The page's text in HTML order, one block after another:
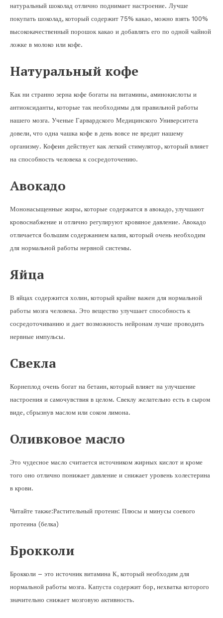
натуральный шоколад отлично поднимает настроение. Лучше
покупать шоколад, который содержит 75% какао, можно взять 100%
высококачественный порошок какао и добавлять его по одной чайной
ложке в молоко или кофе.
Натуральный кофе
Как ни странно зерна кофе богаты на витамины, аминокислоты и
антиоксиданты, которые так необходимы для правильной работы
нашего мозга. Ученые Гарвардского Медицинского Университета
довели, что одна чашка кофе в день вовсе не вредит нашему
организму. Кофеин действует как легкий стимулятор, который влияет
на способность человека к сосредоточению.
Авокадо
Мононасыщенные жиры, которые содержатся в авокадо, улучшают
кровоснабжение и отлично регулируют кровяное давление. Авокадо
отличается большим содержанием калия, который очень необходим
для нормальной работы нервной системы.
Яйца
В яйцах содержится холин, который крайне важен для нормальной
работы мозга человека. Это вещество улучшает способность к
сосредоточиванию и дает возможность нейронам лучше проводить
нервные импульсы.
Свекла
Корнеплод очень богат на бетаин, который влияет на улучшение
настроения и самочувствия в целом. Свеклу желательно есть в сыром
виде, сбрызнув маслом или соком лимона.
Оливковое масло
Это чудесное масло считается источником жирных кислот и кроме
того оно отлично понижает давление и снижает уровень холестерина
в крови.
Читайте также:Растительный протеин: Плюсы и минусы соевого
протеина (белка)
Брокколи
Брокколи – это источник витамина К, который необходим для
нормальной работы мозга. Капуста содержит бор, нехватка которого
значительно снижает мозговую активность.